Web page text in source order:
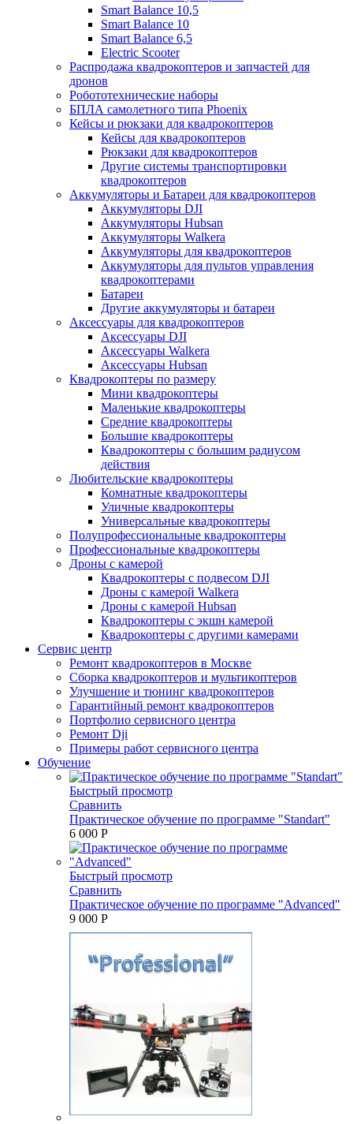
Smart Balance 10,5
Smart Balance 10
Smart Balance 6,5
Electric Scooter
Распродажа квадрокоптеров и запчастей для
дронов
Робототехнические наборы
БПЛА самолетного типа Phoenix
Кейсы и рюкзаки для квадрокоптеров
Кейсы для квадрокоптеров
Рюкзаки для квадрокоптеров
Другие системы транспортировки
квадрокоптеров
Аккумуляторы и Батареи для квадрокоптеров
Аккумуляторы DJI
Аккумуляторы Hubsan
Аккумуляторы Walkera
Аккумуляторы для квадрокоптеров
Аккумуляторы для пультов управления
квадрокоптерами
Батареи
Другие аккумуляторы и батареи
Аксессуары для квадрокоптеров
Аксессуары DJI
Аксессуары Walkera
Аксессуары Hubsan
Квадрокоптеры по размеру
Мини квадрокоптеры
Маленькие квадрокоптеры
Средние квадрокоптеры
Большие квадрокоптеры
Квадрокоптеры с большим радиусом
действия
Любительские квадрокоптеры
Комнатные квадрокоптеры
Уличные квадрокоптеры
Универсальные квадрокоптеры
Полупрофессиональные квадрокоптеры
Профессиональные квадрокоптеры
Дроны с камерой
Квадрокоптеры с подвесом DJI
Дроны с камерой Walkera
Дроны с камерой Hubsan
Квадрокоптеры с экшн камерой
Квадрокоптеры с другими камерами
Сервис центр
Ремонт квадрокоптеров в Москве
Сборка квадрокоптеров и мультикоптеров
Улучшение и тюнинг квадрокоптеров
Гарантийный ремонт квадрокоптеров
Портфолио сервисного центра
Ремонт Dji
Примеры работ сервисного центра
Обучение
Быстрый просмотр
Сравнить
Практическое обучение по программе "Standart"
6 000 P
Быстрый просмотр
Сравнить
Практическое обучение по программе "Advanced"
9 000 P